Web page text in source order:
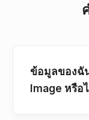
ข้อมูลของฉั
Image หรือ